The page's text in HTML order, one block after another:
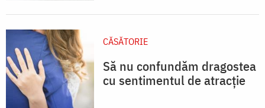
CĂSĂTORIE
Să nu confundăm dragostea
cu sentimentul de atracție